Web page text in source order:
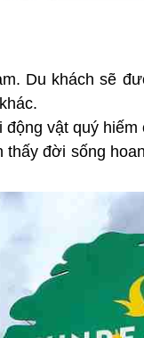
Du khách sẽ
vật quý hiếm
đời sống